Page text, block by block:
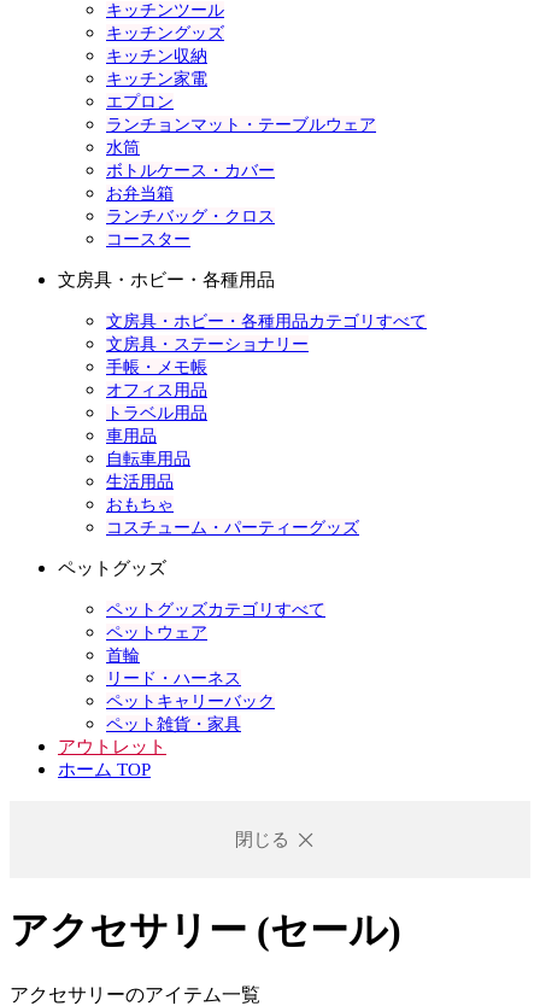
キッチンツール
キッチングッズ
キッチン収納
キッチン家電
エプロン
ランチョンマット・テーブルウェア
水筒
ボトルケース・カバー
お弁当箱
ランチバッグ・クロス
コースター
文房具・ホビー・各種用品
文房具・ホビー・各種用品カテゴリすべて
文房具・ステーショナリー
手帳・メモ帳
オフィス用品
トラベル用品
車用品
自転車用品
生活用品
おもちゃ
コスチューム・パーティーグッズ
ペットグッズ
ペットグッズカテゴリすべて
ペットウェア
首輪
リード・ハーネス
ペットキャリーバック
ペット雑貨・家具
アウトレット
ホーム TOP
閉じる
アクセサリー (セール)
アクセサリーのアイテム一覧